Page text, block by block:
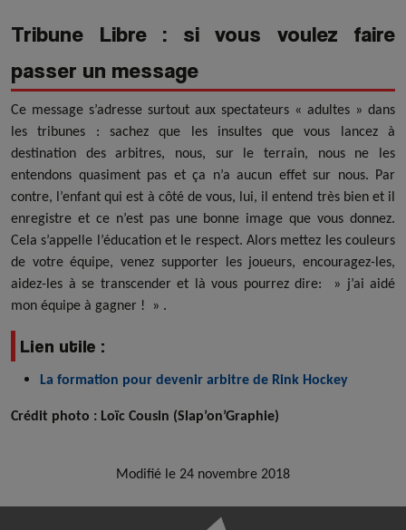
Tribune Libre : si vous voulez faire
passer un message
Ce message s’adresse surtout aux spectateurs « adultes » dans
les tribunes : sachez que les insultes que vous lancez à
destination des arbitres, nous, sur le terrain, nous ne les
entendons quasiment pas et ça n’a aucun effet sur nous. Par
contre, l’enfant qui est à côté de vous, lui, il entend très bien et il
enregistre et ce n’est pas une bonne image que vous donnez.
Cela s’appelle l’éducation et le respect. Alors mettez les couleurs
de votre équipe, venez supporter les joueurs, encouragez-les,
aidez-les à se transcender et là vous pourrez dire: » j’ai aidé
mon équipe à gagner ! » .
Lien utile :
La formation pour devenir arbitre de Rink Hockey
Crédit photo : Loïc Cousin (Slap’on’Graphie)
Modifié le 24 novembre 2018